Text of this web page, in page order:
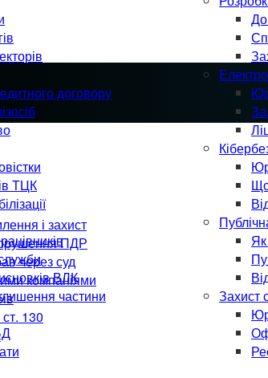
договору
ТЦК
ВЛК
частини
Захист
і захист
ПДР
через суд
компаніями
130